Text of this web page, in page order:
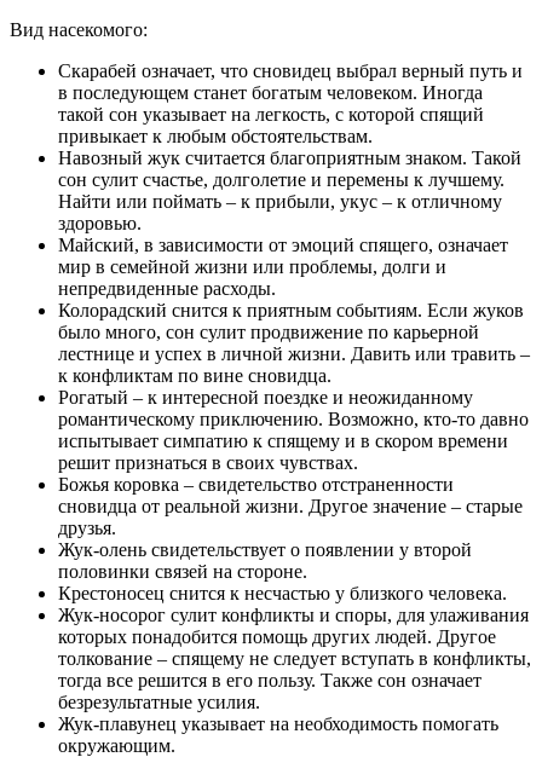
Вид насекомого:
Скарабей означает, что сновидец выбрал верный путь и
в последующем станет богатым человеком. Иногда
такой сон указывает на легкость, с которой спящий
привыкает к любым обстоятельствам.
Навозный жук считается благоприятным знаком. Такой
сон сулит счастье, долголетие и перемены к лучшему.
Найти или поймать – к прибыли, укус – к отличному
здоровью.
Майский, в зависимости от эмоций спящего, означает
мир в семейной жизни или проблемы, долги и
непредвиденные расходы.
Колорадский снится к приятным событиям. Если жуков
было много, сон сулит продвижение по карьерной
лестнице и успех в личной жизни. Давить или травить –
к конфликтам по вине сновидца.
Рогатый – к интересной поездке и неожиданному
романтическому приключению. Возможно, кто-то давно
испытывает симпатию к спящему и в скором времени
решит признаться в своих чувствах.
Божья коровка – свидетельство отстраненности
сновидца от реальной жизни. Другое значение – старые
друзья.
Жук-олень свидетельствует о появлении у второй
половинки связей на стороне.
Крестоносец снится к несчастью у близкого человека.
Жук-носорог сулит конфликты и споры, для улаживания
которых понадобится помощь других людей. Другое
толкование – спящему не следует вступать в конфликты,
тогда все решится в его пользу. Также сон означает
безрезультатные усилия.
Жук-плавунец указывает на необходимость помогать
окружающим.